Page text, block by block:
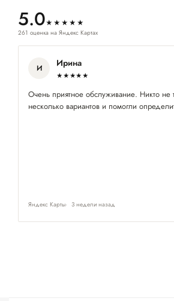
5.0★★★★★
261 оценка на Яндекс Картах
И Ирина
★★★★★
Очень приятное обслуживание. Никто не
несколько вариантов и помогли
Яндекс Карты 3 недели назад